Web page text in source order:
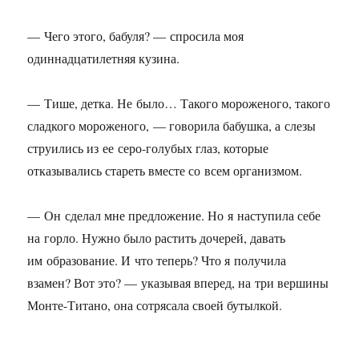
— Чего этого, бабуля? — спросила моя
одиннадцатилетняя кузина.
— Тише, детка. Не было… Такого мороженого, такого
сладкого мороженого, — говорила бабушка, а слезы
струились из ее серо-голубых глаз, которые
отказывались стареть вместе со всем организмом.
— Он сделал мне предложение. Но я наступила себе
на горло. Нужно было растить дочерей, давать
им образование. И что теперь? Что я получила
взамен? Вот это? — указывая вперед, на три вершины
Монте-Титано, она сотрясала своей бутылкой.